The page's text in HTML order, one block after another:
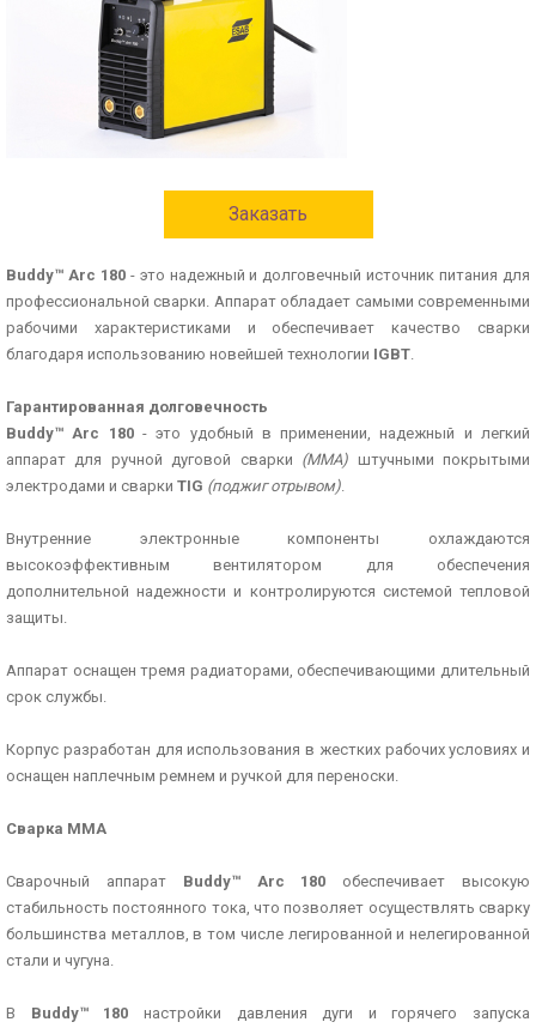
Заказать
Buddy™ Arc 180- это надежный и долговечный источник питания для
профессиональной сварки. Аппарат обладает самыми современными
рабочими характеристиками и обеспечивает качество сварки
благодаря использованию новейшей технологии IGBT
Гарантированная долговечность
Buddy™ Arc 180- это удобный в применении, надежный и легкий
аппарат для ручной дуговой сварки (ММА) штучными покрытыми
электродами и сварки TIG (поджиг отрывом)
Внутренние электронные компоненты охлаждаются
высокоэффективным вентилятором для обеспечения
дополнительной надежности и контролируются системой тепловой
защиты.
Аппарат оснащен тремя радиаторами, обеспечивающими длительный
срок службы.
Корпус разработан для использования в жестких рабочих условиях и
оснащен наплечным ремнем и ручкой для переноски.
Сварка MMA
Сварочный аппарат Buddy™ Arc 180 обеспечивает высокую
стабильность постоянного тока, что позволяет осуществлять сварку
большинства металлов, в том числе легированной и нелегированной
стали и чугуна.
В Buddy™ 180 настройки давления дуги и горячего запуска